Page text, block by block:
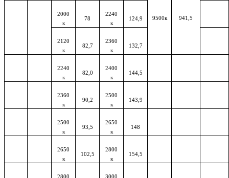
2000
к
78
2240
к
124,9 9500к 941,5
2120
к
82,7
2360
к
132,7
2240
к
82,0
2400
к
144,5
2360
к
90,2
2500
к
143,9
2500
к
93,5
2650
к
148
2650
к
102,5
2800
к
154,5